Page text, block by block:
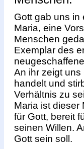
Gott gab uns in
Maria, eine
Menschen
Exemplar des
An ihr zeigt
handelt und
Verhältnis zu
Maria ist dieser
für Gott, bereit
seinen Willen.
Gott sein soll.